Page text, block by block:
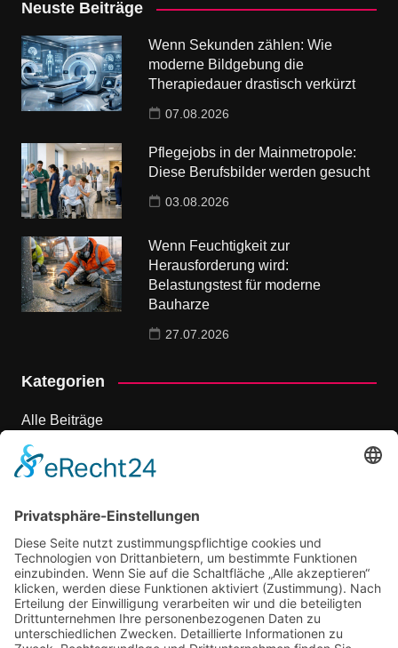
Neuste Beiträge
Wenn Sekunden zählen: Wie
moderne Bildgebung die
Therapiedauer drastisch verkürzt
07.08.2026
Pflegejobs in der Mainmetropole:
Diese Berufsbilder werden gesucht
03.08.2026
Wenn Feuchtigkeit zur
Herausforderung wird:
Belastungstest für moderne
Bauharze
27.07.2026
Kategorien
Alle Beiträge
Dienstleistungen
Marketing
Onlinemarketing
Shopping und mehr